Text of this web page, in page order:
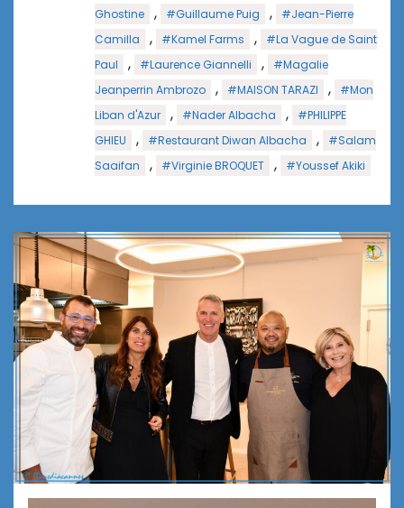
Ghostine
, #Guillaume Puig ,
#Jean-Pierre
Camilla
, #Kamel Farms ,
#La Vague de Saint
Paul
, #Laurence Giannelli ,
#Magalie
Jeanperrin Ambrozo
, #MAISON TARAZI ,
#Mon
Liban d'Azur
, #Nader Albacha ,
#PHILIPPE
GHIEU
, #Restaurant Diwan Albacha ,
#Salam
Saaifan
, #Virginie BROQUET , #Youssef Akiki